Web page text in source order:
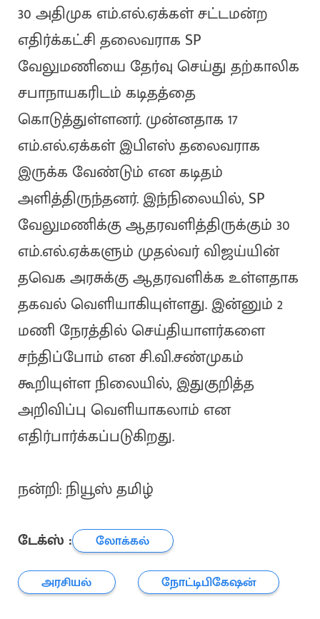
30 அதிமுக எம்.எல்.ஏக்கள் சட்டமன்ற
எதிர்க்கட்சி தலைவராக SP
வேலுமணியை தேர்வு செய்து தற்காலிக
சபாநாயகரிடம் கடிதத்தை
கொடுத்துள்ளனர். முன்னதாக 17
எம்.எல்.ஏக்கள் இபிஎஸ் தலைவராக
இருக்க வேண்டும் என கடிதம்
அளித்திருந்தனர். இந்நிலையில், SP
வேலுமணிக்கு ஆதரவளித்திருக்கும் 30
எம்.எல்.ஏக்களும் முதல்வர் விஜய்யின்
தவெக அரசுக்கு ஆதரவளிக்க உள்ளதாக
தகவல் வெளியாகியுள்ளது. இன்னும் 2
மணி நேரத்தில் செய்தியாளர்களை
சந்திப்போம் என சி.வி.சண்முகம்
கூறியுள்ள நிலையில், இதுகுறித்த
அறிவிப்பு வெளியாகலாம் என
எதிர்பார்க்கப்படுகிறது.
நன்றி: நியூஸ் தமிழ்
டேக்ஸ் :
லோக்கல்
அரசியல்
நோட்டிபிகேஷன்